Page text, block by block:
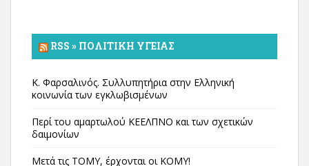
RSS » ΠΟΛΙΤΙΚΉ ΥΓΕΊΑΣ
Κ. Φαρσαλινός. Συλλυπητήρια στην Ελληνική
κοινωνία των εγκλωβισμένων
Περί του αμαρτωλού ΚΕΕΛΠΝΟ και των σχετικών
δαιμονίων
Μετά τις ΤΟΜΥ, έρχονται οι ΚΟΜΥ!